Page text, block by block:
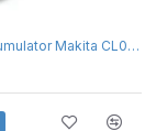
Aspirator cu acumulator Makita CL002GA102